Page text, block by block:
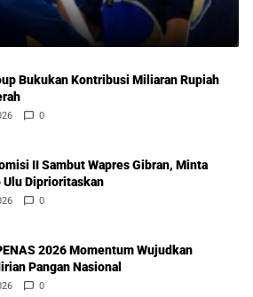
Bukukan Kontribusi Miliaran Rupiah
0
II Sambut Wapres Gibran, Minta
Ulu Diprioritaskan
0
2026 Momentum Wujudkan
Pangan Nasional
0